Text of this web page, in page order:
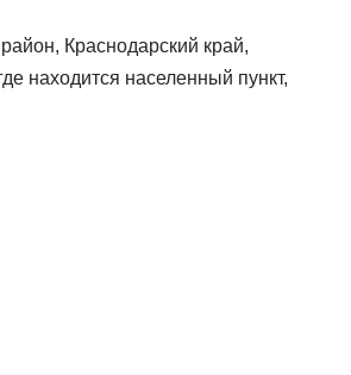
Краснодарский край,
находится населенный пункт,